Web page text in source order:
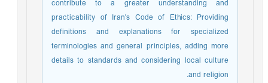
contribute to a greater understanding and
practicability of Iran's Code of Ethics: Providing
definitions and explanations for specialized
terminologies and general principles, adding more
details to standards and considering local culture
and religion.